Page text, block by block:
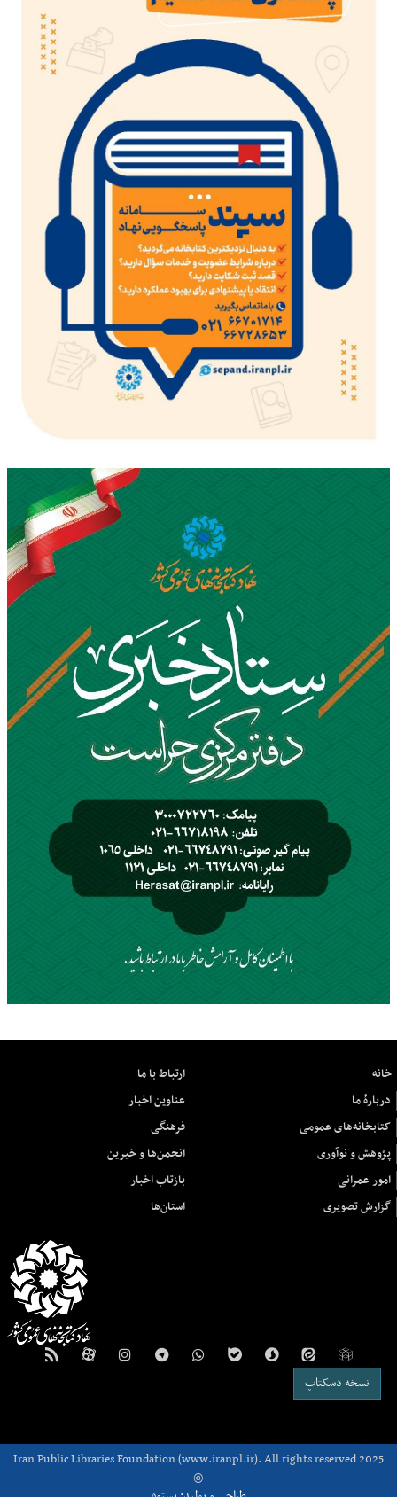
خانه
ارتباط با ما
دربارهٔ ما
عناوین اخبار
کتابخانه‌های عمومی
فرهنگی
پژوهش و نوآوری
انجمن‌ها و خیرین
امور عمرانی
بازتاب اخبار
گزارش تصویری
استان‌ها
نسخه دسکتاپ
Iran Public Libraries Foundation (www.iranpl.ir). All rights reserved 2025
©